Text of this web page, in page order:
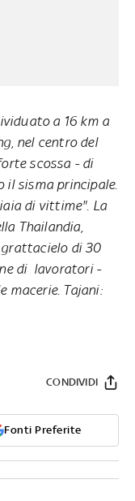
a 16 km a
nel centro del
scossa - di
sisma principale.
di vittime". La
Thailandia,
grattacielo di 30
di lavoratori -
macerie. Tajani:
Fonti Preferite
CONDIVIDI